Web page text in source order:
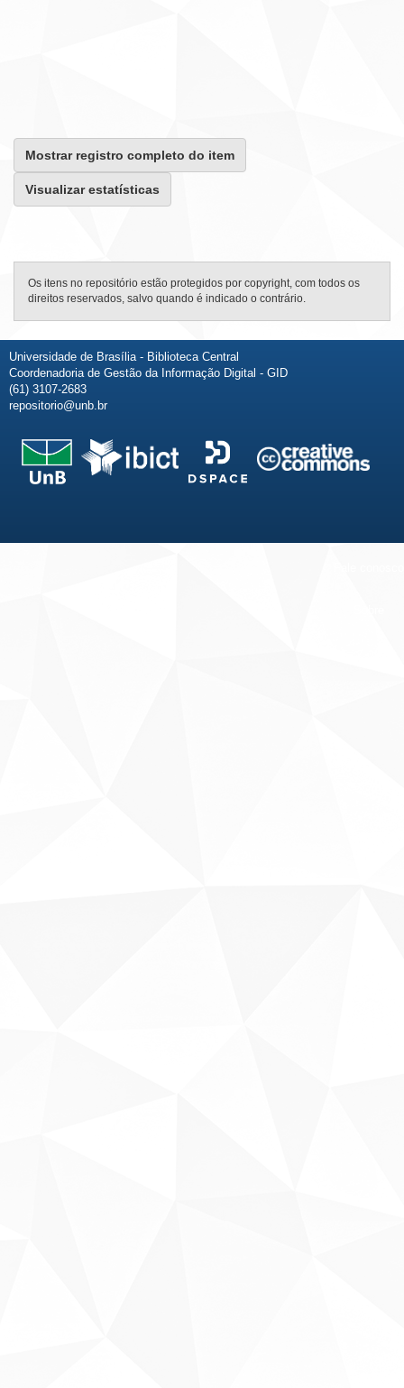
Mostrar registro completo do item
Visualizar estatísticas
Os itens no repositório estão protegidos por copyright, com todos os
direitos reservados, salvo quando é indicado o contrário.
Universidade de Brasília - Biblioteca Central
Coordenadoria de Gestão da Informação Digital - GID
(61) 3107-2683
repositorio@unb.br